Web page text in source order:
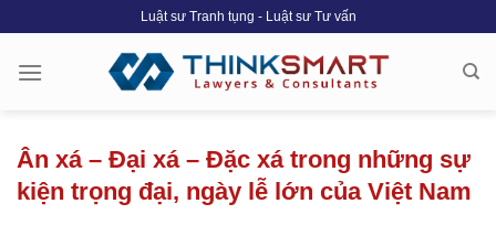
content
Luật sư Tranh tụng - Luật sư Tư vấn
Ân xá – Đại xá – Đặc xá trong những sự
kiện trọng đại, ngày lễ lớn của Việt Nam